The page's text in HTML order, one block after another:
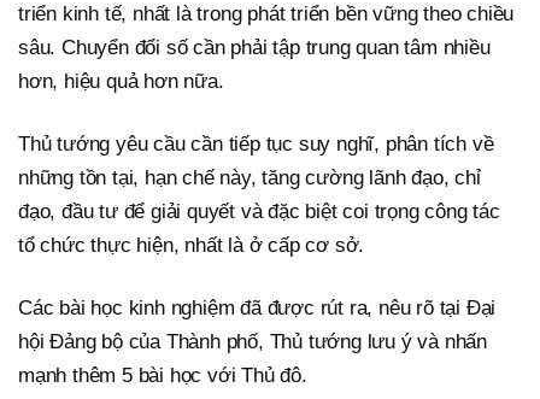
triển kinh tế, nhất là trong phát triển bền vững theo chiều
sâu. Chuyển đổi số cần phải tập trung quan tâm nhiều
hơn, hiệu quả hơn nữa.
Thủ tướng yêu cầu cần tiếp tục suy nghĩ, phân tích về
những tồn tại, hạn chế này, tăng cường lãnh đạo, chỉ
đạo, đầu tư để giải quyết và đặc biệt coi trọng công tác
tổ chức thực hiện, nhất là ở cấp cơ sở.
Các bài học kinh nghiệm đã được rút ra, nêu rõ tại Đại
hội Đảng bộ của Thành phố, Thủ tướng lưu ý và nhấn
mạnh thêm 5 bài học với Thủ đô.